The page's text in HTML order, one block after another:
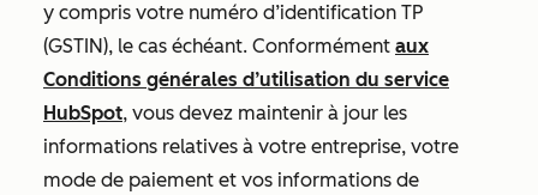
y compris votre numéro d’identification TP
(GSTIN), le cas échéant. Conformément aux
Conditions générales d’utilisation du service
HubSpot, vous devez maintenir à jour les
informations relatives à votre entreprise, votre
mode de paiement et vos informations de